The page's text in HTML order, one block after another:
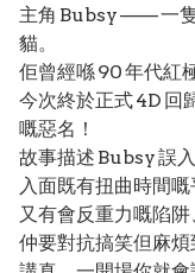
主角 Bubsy —— 一
貓。
佢曾經喺 90 年代紅
今次終於正式 4D 回
嘅惡名！
故事描述 Bubsy 誤
入面既有扭曲時間嘅
又有會反重力嘅陷阱
仲要對抗搞笑但麻煩